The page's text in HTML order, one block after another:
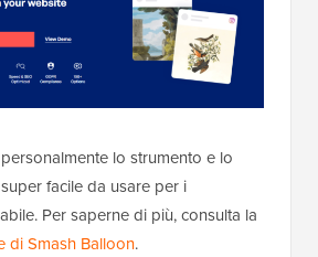
lo strumento e lo
facile da usare per i
Per saperne di più, consulta la
di Smash Balloon.